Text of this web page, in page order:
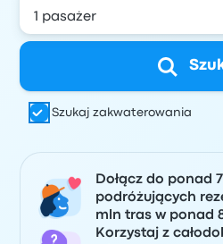
Szukaj zakwaterowania
Dołącz do ponad
podróżujących
mln tras w ponad
Korzystaj z